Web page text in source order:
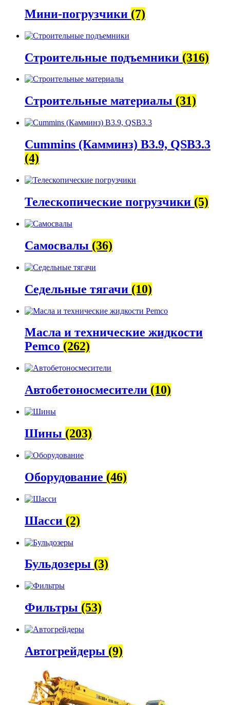
Мини-погрузчики (7)
Строительные подъемники (316)
Строительные материалы (31)
Cummins (Камминз) B3.9, QSB3.3
(4)
Телескопические погрузчики (5)
Самосвалы (36)
Седельные тягачи (10)
Масла и технические жидкости
Pemco (262)
Автобетоно­смесители (10)
Шины (203)
Оборудование (46)
Шасси (2)
Бульдозеры (3)
Фильтры (53)
Автогрейдеры (9)